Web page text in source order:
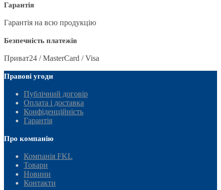
Гарантія
Гарантія на всю продукцію
Безпечність платежів
Приват24 / MasterCard / Visa
Правові угоди
Публічний договір
Оплата і доставка
Конфіденційність
Гарантія
Про компанію
Компанія FKL
Товари
Новини
Контакти